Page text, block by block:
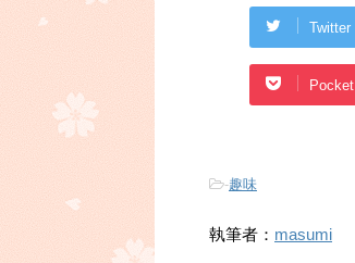
Twitter
Pocket
-趣味
執筆者： masumi